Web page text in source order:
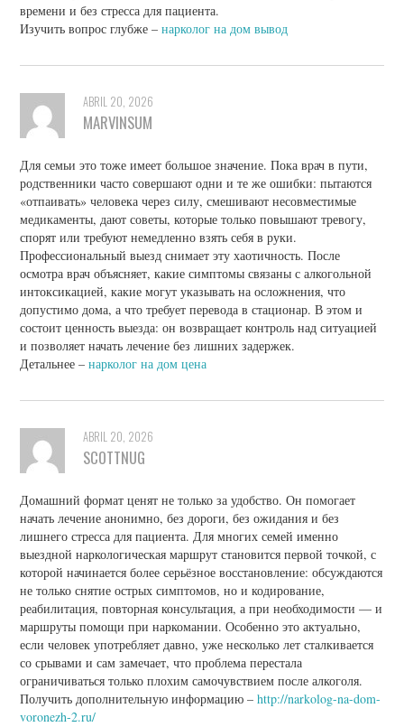
времени и без стресса для пациента.
Изучить вопрос глубже –нарколог на дом вывод
ABRIL 20, 2026
MARVINSUM
Для семьи это тоже имеет большое значение. Пока врач в пути,
родственники часто совершают одни и те же ошибки: пытаются
«отпаивать» человека через силу, смешивают несовместимые
медикаменты, дают советы, которые только повышают тревогу,
спорят или требуют немедленно взять себя в руки.
Профессиональный выезд снимает эту хаотичность. После
осмотра врач объясняет, какие симптомы связаны с алкогольной
интоксикацией, какие могут указывать на осложнения, что
допустимо дома, а что требует перевода в стационар. В этом и
состоит ценность выезда: он возвращает контроль над ситуацией
и позволяет начать лечение без лишних задержек.
Детальнее –нарколог на дом цена
ABRIL 20, 2026
SCOTTNUG
Домашний формат ценят не только за удобство. Он помогает
начать лечение анонимно, без дороги, без ожидания и без
лишнего стресса для пациента. Для многих семей именно
выездной наркологическая маршрут становится первой точкой, с
которой начинается более серьёзное восстановление: обсуждаются
не только снятие острых симптомов, но и кодирование,
реабилитация, повторная консультация, а при необходимости — и
маршруты помощи при наркомании. Особенно это актуально,
если человек употребляет давно, уже несколько лет сталкивается
со срывами и сам замечает, что проблема перестала
ограничиваться только плохим самочувствием после алкоголя.
Получить дополнительную информацию –http://narkolog-na-dom-
voronezh-2.ru/